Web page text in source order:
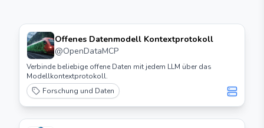
Offenes Datenmodell Kontextprotokoll
@OpenDataMCP
Verbinde beliebige offene Daten mit jedem LLM über das
Modellkontextprotokoll.
Forschung und Daten